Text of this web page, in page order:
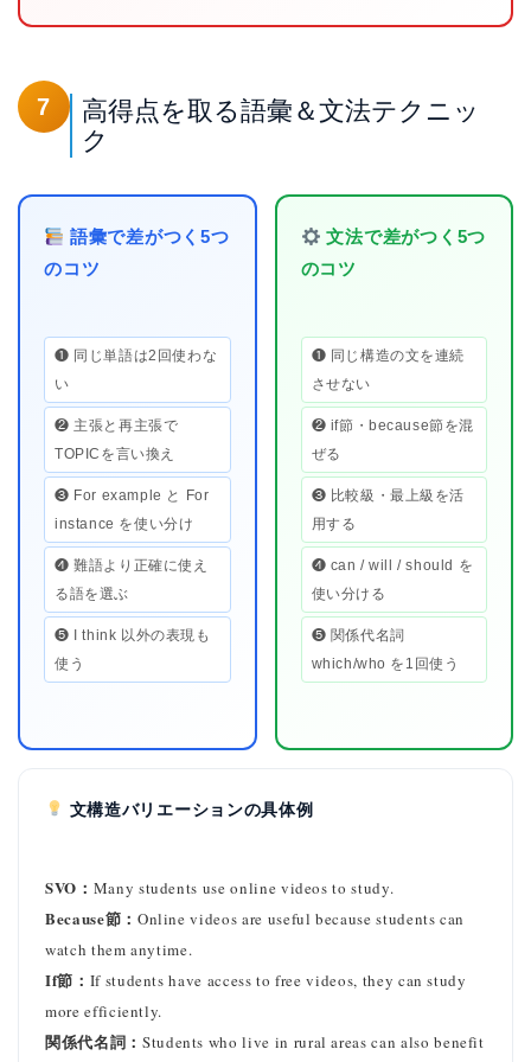
7
高得点を取る語彙＆文法テクニッ
ク
語彙で差がつく5つ
のコツ
❶ 同じ単語は2回使わな
い
❷ 主張と再主張で
TOPICを言い換え
❸ For example と For
instance を使い分け
❹ 難語より正確に使え
る語を選ぶ
❺ I think 以外の表現も
使う
文法で差がつく5つ
のコツ
❶ 同じ構造の文を連続
させない
❷ if節・because節を混
ぜる
❸ 比較級・最上級を活
用する
❹ can / will / should を
使い分ける
❺ 関係代名詞
which/who を1回使う
文構造バリエーションの具体例
SVO： Many students use online videos to study.
Because節： Online videos are useful because students can
watch them anytime.
If節： If students have access to free videos, they can study
more efficiently.
関係代名詞： Students who live in rural areas can also benefit